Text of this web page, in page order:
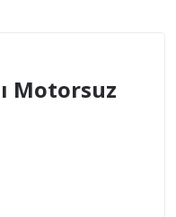
Motorsuz